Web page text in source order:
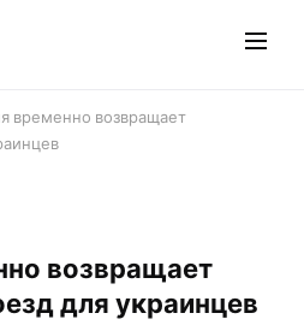
временно возвращает
возвращает
для украинцев